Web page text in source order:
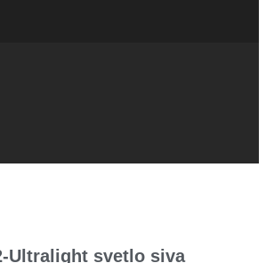
Ultralight svetlo siva